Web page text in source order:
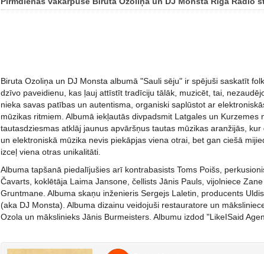
Biruta Ozoliņa un DJ Monsta albumā "Sauli sēju" ir spējuši saskatīt
dzīvo paveidienu, kas ļauj attīstīt tradīciju tālāk, muzicēt, tai,
nieka savas patības un autentisma, organiski saplūstot ar
mūzikas ritmiem. Albumā iekļautās divpadsmit Latgales un Kurzemes
tautasdziesmas atklāj jaunus apvāršņus tautas mūzikas aranžijās, kur
un elektroniskā mūzika nevis piekāpjas viena otrai, bet gan ciešā
izceļ viena otras unikalitāti.
Albuma tapšanā piedalījušies arī kontrabasists Toms Poišs,
Čavarts, koklētāja Laima Jansone, čellists Jānis Pauls, vijolniece
Gruntmane. Albuma skaņu inženieris Sergejs Laletin, producents
(aka DJ Monsta). Albuma dizainu veidojuši restauratore un
Ozola un mākslinieks Jānis Burmeisters. Albumu izdod "LikeISaid